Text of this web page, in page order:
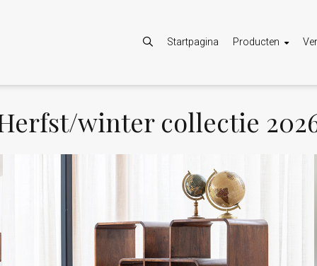
Startpagina Producten
winter collectie